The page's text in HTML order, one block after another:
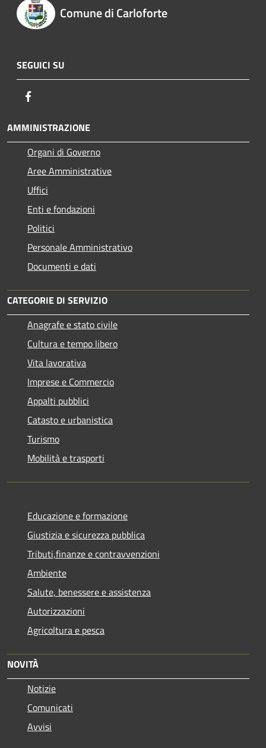
Comune di Carloforte
SEGUICI SU
AMMINISTRAZIONE
Organi di Governo
Aree Amministrative
Uffici
Enti e fondazioni
Politici
Personale Amministrativo
Documenti e dati
CATEGORIE DI SERVIZIO
Anagrafe e stato civile
Cultura e tempo libero
Vita lavorativa
Imprese e Commercio
Appalti pubblici
Catasto e urbanistica
Turismo
Mobilità e trasporti
Educazione e formazione
Giustizia e sicurezza pubblica
Tributi,finanze e contravvenzioni
Ambiente
Salute, benessere e assistenza
Autorizzazioni
Agricoltura e pesca
NOVITÀ
Notizie
Comunicati
Avvisi